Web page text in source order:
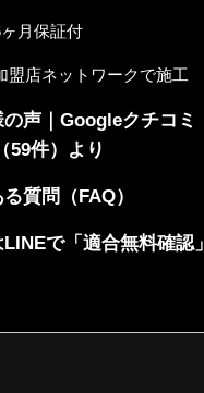
月保証付
店ネットワークで施工
の声｜Googleクチコミ
59件）より
質問（FAQ）
LINEで「適合無料確認」